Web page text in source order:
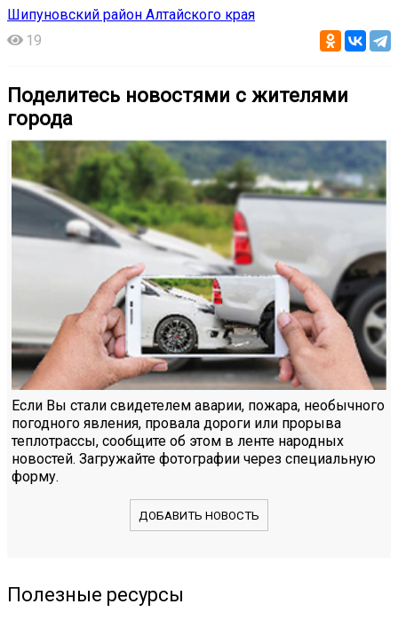
Шипуновский район Алтайского края
19
Поделитесь новостями с жителями
города
Если Вы стали свидетелем аварии, пожара, необычного
погодного явления, провала дороги или прорыва
теплотрассы, сообщите об этом в ленте народных
новостей. Загружайте фотографии через специальную
форму.
ДОБАВИТЬ НОВОСТЬ
Полезные ресурсы